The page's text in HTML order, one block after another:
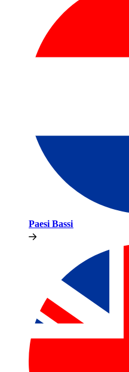
Paesi Bassi​​